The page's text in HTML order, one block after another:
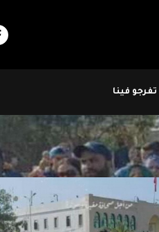
تفرجو فينا